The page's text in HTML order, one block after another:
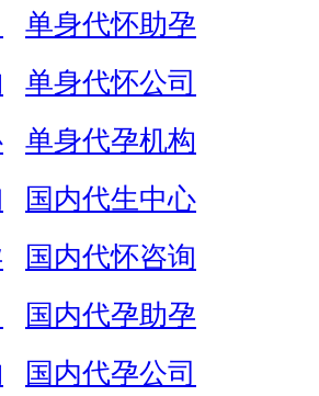
单身代怀助孕
单身代怀公司
单身代孕机构
国内代生中心
国内代怀咨询
国内代孕助孕
国内代孕公司